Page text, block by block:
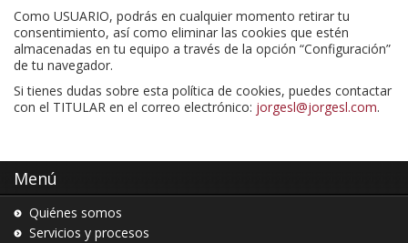
Como USUARIO, podrás en cualquier momento retirar tu
consentimiento, así como eliminar las cookies que estén
almacenadas en tu equipo a través de la opción “Configuración”
de tu navegador.
Si tienes dudas sobre esta política de cookies, puedes contactar
con el TITULAR en el correo electrónico: jorgesl@jorgesl.com.
Menú
Quiénes somos
Servicios y procesos